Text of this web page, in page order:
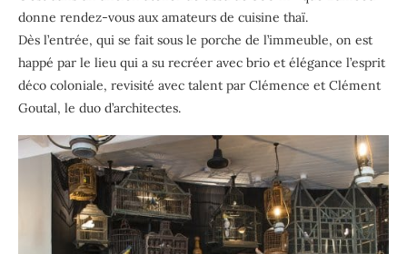
donne rendez-vous aux amateurs de cuisine thaï.
Dès l’entrée, qui se fait sous le porche de l’immeuble, on est
happé par le lieu qui a su recréer avec brio et élégance l’esprit
déco coloniale, revisité avec talent par Clémence et Clément
Goutal, le duo d’architectes.